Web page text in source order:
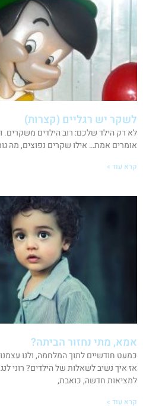
לשקר יש רגליים (קצרות)
לא רק הילד שלכם: רוב הילדים משקרים.
אומרים אמת… אילו שקרים נפוצים, מה
קרא עוד »
אמא, מתי נחזור הביתה?
כמעט חודשיים לתוך המלחמה, ולנו
אז איך נשיב לשאלות של הילדים? רוני
למציאות חדשה, כואבת,
קרא עוד »